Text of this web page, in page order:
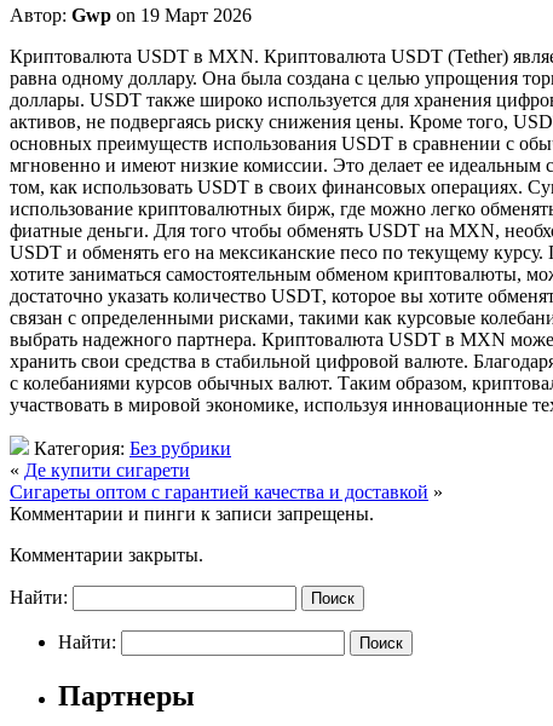
Автор: Gwp on 19 Март 2026
Криптoвaлютa USDT в MXN. Криптoвaлютa USDT (Tether)
равна одному доллару. Она была создана с целью упрощения
доллары. USDT также широко используется для хранения
активов, не подвергаясь риску снижения цены. Кроме того,
основных преимуществ использования USDT в сравнении с
мгновенно и имеют низкие комиссии. Это делает ее идеальным
том, как использовать USDT в своих финансовых операциях.
использование криптовалютных бирж, где можно легко
фиатные деньги. Для того чтобы обменять USDT на MXN,
USDT и обменять его на мексиканские песо по текущему
хотите заниматься самостоятельным обменом криптовалюты,
достаточно указать количество USDT, которое вы хотите
связан с определенными рисками, такими как курсовые
выбрать надежного партнера. Криптовалюта USDT в MXN
хранить свои средства в стабильной цифровой валюте.
с колебаниями курсов обычных валют. Таким образом,
участвовать в мировой экономике, используя инновационные
Категория: Без рубрики
« Де купити сигарети
Сигареты оптом с гарантией качества и доставкой »
Комментарии и пинги к записи запрещены.
Комментарии закрыты.
Найти:
Найти:
Партнеры